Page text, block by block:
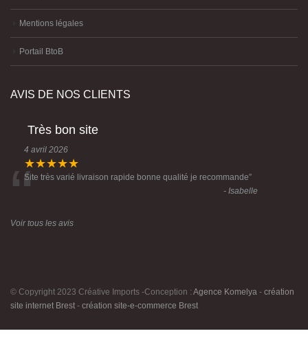
Mentions légales
Portail BtoB
AVIS DE NOS CLIENTS
Très bon site
4 avril 2026
★★★★★
“Site très varié livraison rapide bonne qualité je recommande”
- Isabelle
Voir tous les avis
© Copyright 2023 Créative Imports -Conception : Agence Komelya - création
site internet Brest - création site-e-commerce Brest